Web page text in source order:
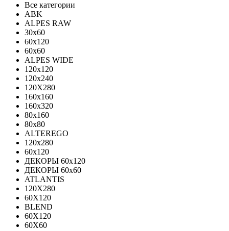
Все категории
ABK
ALPES RAW
30x60
60x120
60x60
ALPES WIDE
120x120
120x240
120X280
160x160
160x320
80x160
80x80
ALTEREGO
120х280
60х120
ДЕКОРЫ 60х120
ДЕКОРЫ 60х60
ATLANTIS
120X280
60X120
BLEND
60Х120
60Х60